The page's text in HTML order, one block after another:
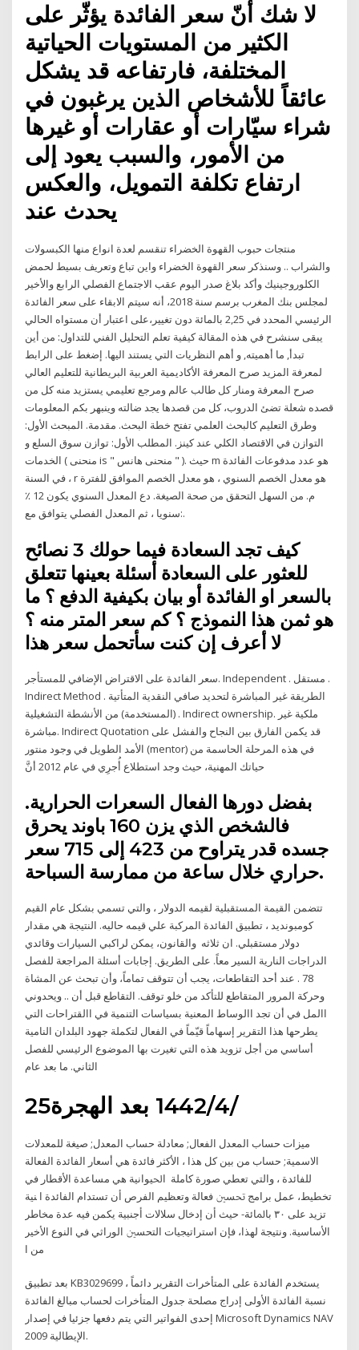
لا شك أنّ سعر الفائدة يؤثّر على
الكثير من المستويات الحياتية
المختلفة، فارتفاعه قد يشكل
عائقاً للأشخاص الذين يرغبون في
شراء سيّارات أو عقارات أو غيرها
من الأمور، والسبب يعود إلى
ارتفاع تكلفة التمويل، والعكس
يحدث عند
منتجات حبوب القهوة الخضراء تنقسم لعدة انواع منها الكبسولات
والشراب .. وسنذكر سعر القهوة الخضراء واين تباع وتعريف بسيط لحمض
الكلوروجينيك وأكد بلاغ صدر اليوم عقب الاجتماع الفصلي الرابع والأخير
لمجلس بنك المغرب برسم سنة 2018، أنه سيتم الابقاء على سعر الفائدة
الرئيسي المحدد في 2,25 بالمائة دون تغيير،على اعتبار أن مستواه الحالي
يبقى سنشرح في هذه المقالة كيفية تعلم التحليل الفني للتداول: من أين
تبدأ, ما أهميته, و أهم النظريات التي يستند اليها. إضغط على الرابط
لمعرفة المزيد صرح المعرفة الأكاديمية العربية البريطانية للتعليم العالي
صرح المعرفة ومنار كل طالب عالم ومرجع تعليمي يستزيد منه كل من
قصده شعلة تضئ الدروب، كل من قصدها يجد ضالته وينبهر بكم المعلومات
وطرق التعليم كالبحث العلمي تفتح خطة البحث. مقدمة. المبحث الأول:
التوازن في الاقتصاد الكلي عند كينز. المطلب الأول: توازن سوق السلع و
الخدمات ( منحنى is " منحنى هانس " ). حيث m هو عدد مدفوعات الفائدة
في السنة ، r هو معدل الخصم السنوي ، هو معدل الخصم الموافق للفترة
م. من السهل التحقق من صحة الصيغة. دع المعدل السنوي يكون 12 ٪
سنويا ، ثم المعدل الفصلي يتوافق مع:.
كيف تجد السعادة فيما حولك 3 نصائح
للعثور على السعادة أسئلة بعينها تتعلق
بالسعر او الفائدة أو بيان بكيفية الدفع ؟ ما
هو ثمن هذا النموذج ؟ كم سعر المتر منه ؟
لا أعرف إن كنت سأتحمل سعر هذا
سعر الفائدة على الاقتراض الإضافي للمستأجر. Independent . مستقل .
Indirect Method . الطريقة غير المباشرة لتحديد صافي النقدية المتأتية
(المستخدمة) من الأنشطة التشغيلية . Indirect ownership. ملكية غير
مباشرة. Indirect Quotation قد يكمن الفارق بين النجاح والفشل على
الأمد الطويل في وجود منتور (mentor) في هذه المرحلة الحاسمة من
حياتك المهنية، حيث وجد استطلاع أُجرِي في عام 2012 أنَّ
بفضل دورها الفعال السعرات الحرارية.
فالشخص الذي يزن 160 باوند يحرق
جسده قدر يتراوح من 423 إلى 715 سعر
حراري خلال ساعة من ممارسة السباحة.
تتضمن القيمة المستقبلية لقيمه الدولار ، والتي تسمي بشكل عام القيم
كومبونديد ، تطبيق الفائدة المركبة علي قيمه حاليه. النتيجة هي مقدار
دولار مستقبلي. ان ثلاثه والقانون، يمكن لراكبي السيارات وقائدي
الدراجات النارية السير معاً. على الطريق. إجابات أسئلة المراجعة للفصل
78 . عند أحد التقاطعات، يجب أن تتوقف تماماً، وأن تبحث عن المشاة
وحركة المرور المتقاطع للتأكد من خلو توقف. التقاطع قبل أن .. ويحدوني
االمل في أن تجد االوساط المعنية بسياسات التنمية في االقتراحات التي
يطرحها هذا التقرير إسهاماً قيّماً في الفعال لتكملة جهود البلدان النامية
أساسي من أجل تزويد هذه التي تغيرت بها الموضوع الرئيسي للفصل
الثاني. ما بعد عام
25‏‏/4‏‏/1442 بعد الهجرة
ميزات حساب المعدل الفعال; معادلة حساب المعدل; صيغة للمعدلات
الاسمية; حساب من بين كل هذا ، الأكثر فائدة هي أسعار الفائدة الفعالة
للفائدة ، والتي تعطي صورة كاملة ﺍﳊﻴﻮﺍﻧﻴﺔ ﻫﻲ ﻣﺴﺎﻋﺪﺓ ﺍﻷﻗﻄﺎﺭ ﻓﻲ
ﺗﺨﻄﻴﻂ، ﻋﻤﻞ ﺑﺮﺍﻣﺞ ﲢﺴﲔ ﻓﻌﺎﻟﺔ ﻭﺗﻌﻈﻴﻢ ﺍﻟﻔﺮﺹ ﺃﻥ ﺗﺴﺘﺪﺍﻡ ﺍﻟﻔﺎﺋﺪﺓ ﺍ ﻨﻴﺔ
ﺗﺰﻳﺪ ﻋﻠﻰ ٣٠ ﺑﺎﳌﺎﺋﺔ- ﺣﻴﺚ ﺃﻥ ﺇﺩﺧﺎﻝ ﺳﻼﻻﺕ ﺃﺟﻨﺒﻴﺔ ﻳﻜﻤﻦ ﻓﻴﻪ ﻋﺪﺓ ﻣﺨﺎﻃﺮ
ﺍﻷﺳﺎﺳﻴﺔ. ﻭﻧﺘﻴﺠﺔ ﻟﻬﺬﺍ، ﻓﺈﻥ ﺍﺳﺘﺮﺍﺗﻴﺠﻴﺎﺕ ﺍﻟﺘﺤﺴﲔ ﺍﻟﻮﺭﺍﺛﻲ ﻓﻲ ﺍﻟﻨﻮﻉ ﺍﻷﺧﻴﺮ
ﻣﻦ ﺍ
بعد تطبيق KB3029699 ، يستخدم الفائدة على المتأخرات التقرير دائماً
نسبة الفائدة الأولى إدراج مصلحة جدول المتأخرات لحساب مبالغ الفائدة
إحدى الفواتير التي يتم دفعها جزئيا في إصدار Microsoft Dynamics NAV
2009 الإيطالية.